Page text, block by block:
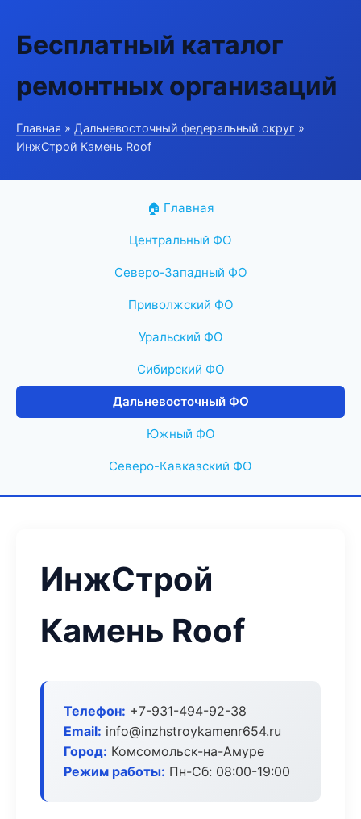
Бесплатный каталог
ремонтных организаций
Главная » Дальневосточный федеральный округ »
ИнжСтрой Камень Roof
🏠 Главная
Центральный ФО
Северо-Западный ФО
Приволжский ФО
Уральский ФО
Сибирский ФО
Дальневосточный ФО
Южный ФО
Северо-Кавказский ФО
ИнжСтрой
Камень Roof
Телефон: +7-931-494-92-38
Email: info@inzhstroykamenr654.ru
Город: Комсомольск-на-Амуре
Режим работы: Пн-Сб: 08:00-19:00